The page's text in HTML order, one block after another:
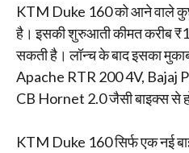
KTM Duke 160 को आने वाले
है। इसकी शुरुआती कीमत करीब
सकती है। लॉन्च के बाद इसका
Apache RTR 200 4V, Bajaj
CB Hornet 2.0 जैसी बाइक्स से
KTM Duke 160 सिर्फ एक नई